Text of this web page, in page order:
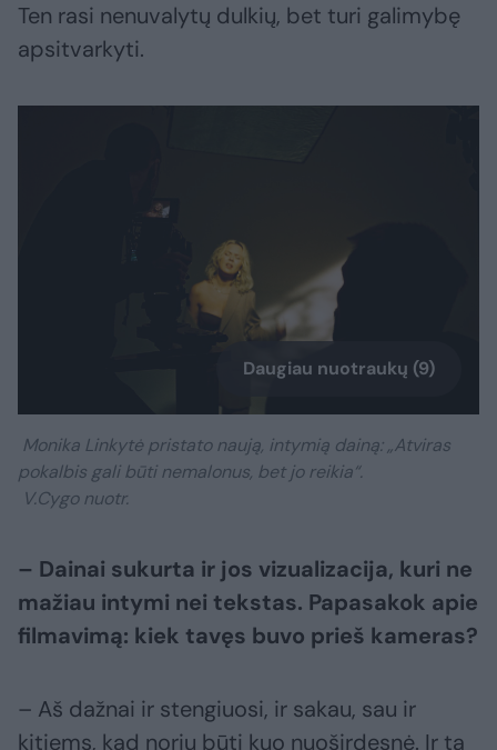
Ten rasi nenuvalytų dulkių, bet turi galimybę
apsitvarkyti.
Daugiau nuotraukų (9)
Monika Linkytė pristato naują, intymią dainą: „Atviras
pokalbis gali būti nemalonus, bet jo reikia“.
V.Cygo nuotr.
– Dainai sukurta ir jos vizualizacija, kuri ne
mažiau intymi nei tekstas. Papasakok apie
filmavimą: kiek tavęs buvo prieš kameras?
– Aš dažnai ir stengiuosi, ir sakau, sau ir
kitiems, kad noriu būti kuo nuoširdesnė. Ir ta